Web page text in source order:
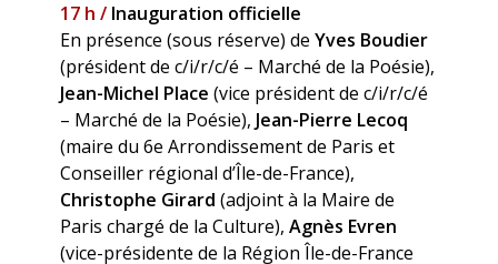
17 h / Inauguration officielle
En présence (sous réserve) de Yves Boudier
(président de c/i/r/c/é – Marché de la Poésie),
Jean-Michel Place (vice président de c/i/r/c/é
– Marché de la Poésie), Jean-Pierre Lecoq
(maire du 6e Arrondissement de Paris et
Conseiller régional d’Île-de-France),
Christophe Girard (adjoint à la Maire de
Paris chargé de la Culture), Agnès Evren
(vice-présidente de la Région Île-de-France